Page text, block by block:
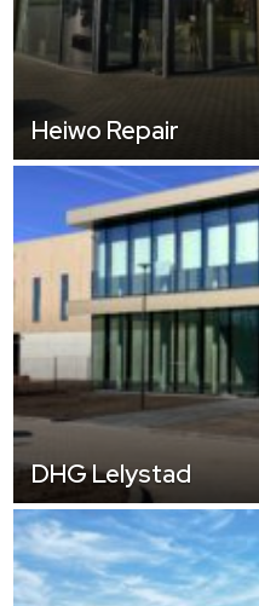
Heiwo Repair
DHG Lelystad